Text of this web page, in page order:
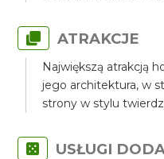
ATRAKCJE
Największą atrakcją
jego architektura, w
strony w stylu
USŁUGI